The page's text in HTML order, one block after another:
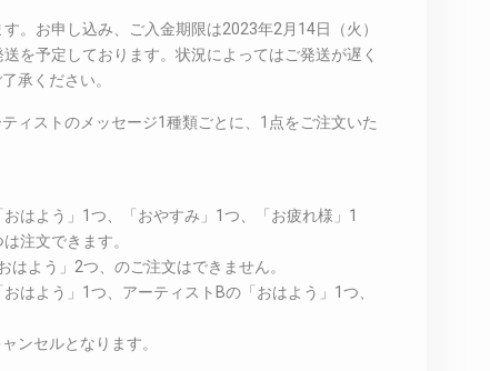
。お申し込み、ご入金期限は2023年2月14日（火）
を予定しております。状況によってはご発送が遅く
承ください。
ィストのメッセージ1種類ごとに、1点をご注文いた
はよう」1つ、「おやすみ」1つ、「お疲れ様」1
注文できます。
よう」2つ、のご注文はできません。
はよう」1つ、アーティストBの「おはよう」1つ、
ンセルとなります。